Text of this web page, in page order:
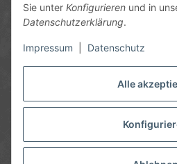
Alle
Sie unter Konfigurieren und in
Datenschutzerklärung.
Impressum Datenschutz
info@chemics.eu
Gesetzliche Informationen
* Alle Preise inkl. gesetzlicher
Nachnahmegebühren, wenn